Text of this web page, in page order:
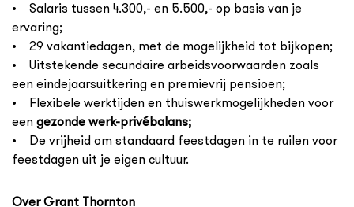
• Salaris tussen 4.300,- en 5.500,- op basis van je
ervaring;
• 29 vakantiedagen, met de mogelijkheid tot bijkopen;
• Uitstekende secundaire arbeidsvoorwaarden zoals
een eindejaarsuitkering en premievrij pensioen;
• Flexibele werktijden en thuiswerkmogelijkheden voor
eengezonde werk-privébalans;
• De vrijheid om standaard feestdagen in te ruilen voor
feestdagen uit je eigen cultuur.
Over Grant Thornton